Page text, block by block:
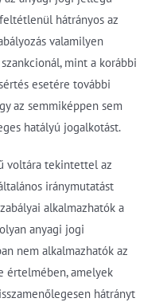
hátrányos az
valamilyen
mint a korábbi
esetére további
az semmiképpen sem
hatályú jogalkotást.
voltára tekintettel az
iránymutatást
alkalmazhatók a
anyagi jogi
nem alkalmazhatók az
értelmében, amelyek
hátrányt